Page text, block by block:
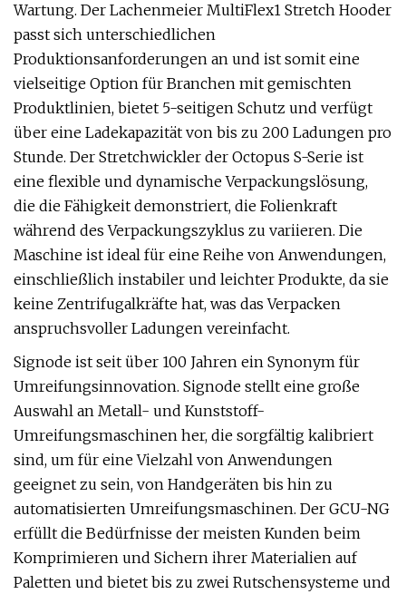
Wartung. Der Lachenmeier MultiFlex1 Stretch Hooder
passt sich unterschiedlichen
Produktionsanforderungen an und ist somit eine
vielseitige Option für Branchen mit gemischten
Produktlinien, bietet 5-seitigen Schutz und verfügt
über eine Ladekapazität von bis zu 200 Ladungen pro
Stunde. Der Stretchwickler der Octopus S-Serie ist
eine flexible und dynamische Verpackungslösung,
die die Fähigkeit demonstriert, die Folienkraft
während des Verpackungszyklus zu variieren. Die
Maschine ist ideal für eine Reihe von Anwendungen,
einschließlich instabiler und leichter Produkte, da sie
keine Zentrifugalkräfte hat, was das Verpacken
anspruchsvoller Ladungen vereinfacht.
Signode ist seit über 100 Jahren ein Synonym für
Umreifungsinnovation. Signode stellt eine große
Auswahl an Metall- und Kunststoff-
Umreifungsmaschinen her, die sorgfältig kalibriert
sind, um für eine Vielzahl von Anwendungen
geeignet zu sein, von Handgeräten bis hin zu
automatisierten Umreifungsmaschinen. Der GCU-NG
erfüllt die Bedürfnisse der meisten Kunden beim
Komprimieren und Sichern ihrer Materialien auf
Paletten und bietet bis zu zwei Rutschensysteme und